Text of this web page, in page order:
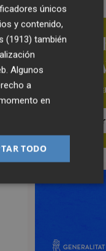
únicos
y contenido,
(1913) también
Algunos
a
en
TODO